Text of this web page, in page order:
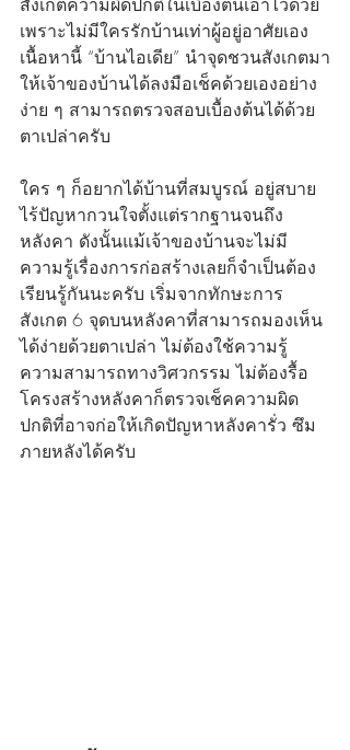
เพราะไม่มีใครรักบ้านเท่าผู้อยู่อาศัยเอง
เนื้อหานี้ “บ้านไอเดีย” นำจุดชวนสังเกตมา
ให้เจ้าของบ้านได้ลงมือเช็คด้วยเองอย่าง
ง่าย ๆ สามารถตรวจสอบเบื้องต้นได้ด้วย
ตาเปล่าครับ
ใคร ๆ ก็อยากได้บ้านที่สมบูรณ์ อยู่สบาย
ไร้ปัญหากวนใจตั้งแต่รากฐานจนถึง
หลังคา ดังนั้นแม้เจ้าของบ้านจะไม่มี
ความรู้เรื่องการก่อสร้างเลยก็จำเป็นต้อง
เรียนรู้กันนะครับ เริ่มจากทักษะการ
สังเกต 6 จุดบนหลังคาที่สามารถมองเห็น
ได้ง่ายด้วยตาเปล่า ไม่ต้องใช้ความรู้
ความสามารถทางวิศวกรรม ไม่ต้องรื้อ
โครงสร้างหลังคาก็ตรวจเช็คความผิด
ปกติที่อาจก่อให้เกิดปัญหาหลังคารั่ว ซึม
ภายหลังได้ครับ